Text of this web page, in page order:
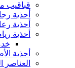
قباقيب
أحذية
أحذية
أحذية
أحذية